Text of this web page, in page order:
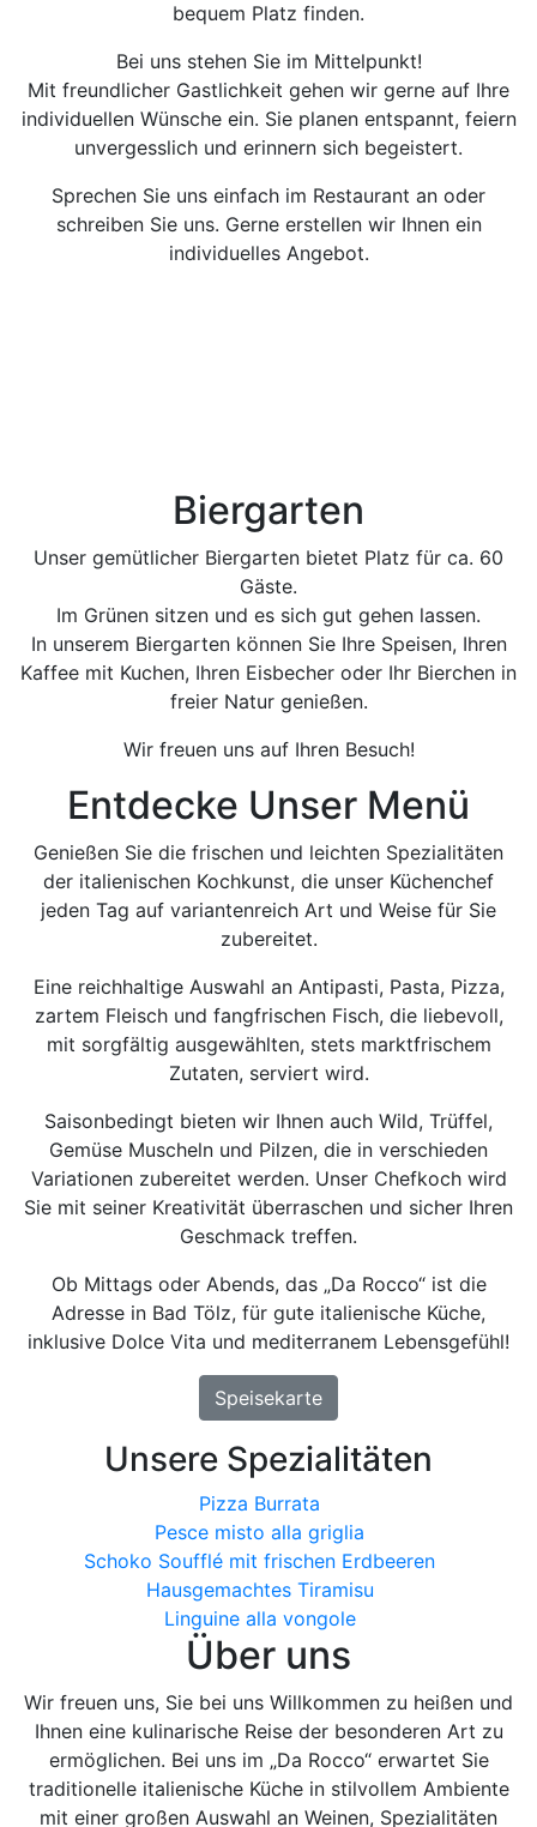
bequem Platz finden.
Bei uns stehen Sie im Mittelpunkt!
Mit freundlicher Gastlichkeit gehen wir gerne auf Ihre
individuellen Wünsche ein. Sie planen entspannt, feiern
unvergesslich und erinnern sich begeistert.
Sprechen Sie uns einfach im Restaurant an oder
schreiben Sie uns. Gerne erstellen wir Ihnen ein
individuelles Angebot.
Biergarten
Unser gemütlicher Biergarten bietet Platz für ca. 60
Gäste.
Im Grünen sitzen und es sich gut gehen lassen.
In unserem Biergarten können Sie Ihre Speisen, Ihren
Kaffee mit Kuchen, Ihren Eisbecher oder Ihr Bierchen in
freier Natur genießen.
Wir freuen uns auf Ihren Besuch!
Entdecke Unser Menü
Genießen Sie die frischen und leichten Spezialitäten
der italienischen Kochkunst, die unser Küchenchef
jeden Tag auf variantenreich Art und Weise für Sie
zubereitet.
Eine reichhaltige Auswahl an Antipasti, Pasta, Pizza,
zartem Fleisch und fangfrischen Fisch, die liebevoll,
mit sorgfältig ausgewählten, stets marktfrischem
Zutaten, serviert wird.
Saisonbedingt bieten wir Ihnen auch Wild, Trüffel,
Gemüse Muscheln und Pilzen, die in verschieden
Variationen zubereitet werden. Unser Chefkoch wird
Sie mit seiner Kreativität überraschen und sicher Ihren
Geschmack treffen.
Ob Mittags oder Abends, das „Da Rocco“ ist die
Adresse in Bad Tölz, für gute italienische Küche,
inklusive Dolce Vita und mediterranem Lebensgefühl!
Speisekarte
Unsere Spezialitäten
Pizza Burrata
Pesce misto alla griglia
Schoko Soufflé mit frischen Erdbeeren
Hausgemachtes Tiramisu
Linguine alla vongole
Über uns
Wir freuen uns, Sie bei uns Willkommen zu heißen und
Ihnen eine kulinarische Reise der besonderen Art zu
ermöglichen. Bei uns im „Da Rocco“ erwartet Sie
traditionelle italienische Küche in stilvollem Ambiente
mit einer großen Auswahl an Weinen, Spezialitäten